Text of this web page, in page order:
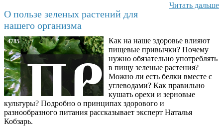
Читать дальше
О пользе зеленых растений для
нашего организма
4785
Как на наше здоровье влияют
пищевые привычки? Почему
нужно обязательно употреблять
в пищу зеленые растения?
Можно ли есть белки вместе с
углеводами? Как правильно
кушать орехи и зерновые
культуры? Подробно о принципах здорового и
разнообразного питания рассказывает эксперт Наталья
Кобзарь.